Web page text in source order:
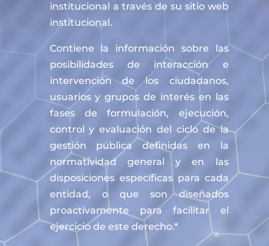
institucional a través de su sitio web
institucional.
Contiene la información sobre las
posibilidades de interacción e
intervención de los ciudadanos,
usuarios y grupos de interés en las
fases de formulación, ejecución,
control y evaluación del ciclo de la
gestión pública definidas en la
normatividad general y en las
disposiciones específicas para cada
entidad, o que son diseñados
proactivamente para facilitar el
ejercicio de este derecho.*